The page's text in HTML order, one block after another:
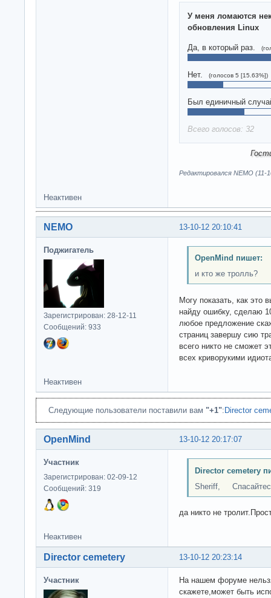
У меня ломаются
обновления Linux
Да, в который раз.
Нет. (голосов 5 [15.63%])
Был единичный
Всего голосов: 32
Редактировался NEMO (11-
Неактивен
13-10-12 20:10:41
NEMO
Поджигатель
Зарегистрирован: 28-12-11
Сообщений: 933
OpenMind пишет:
и кто же тролль?
Могу показать, как это
найду ошибку, сделаю
любое предложение
страниц завершу сию
всего никто не сможет
всех криворукими
Неактивен
Следующие пользователи поставили вам "+1": Director
13-10-12 20:17:07
OpenMind
Участник
Зарегистрирован: 02-09-12
Сообщений: 319
Director cemetery
Sheriff,
да никто не
Неактивен
13-10-12 20:23:14
Director cemetery
Участник
На нашем форуме
скажете,может быть